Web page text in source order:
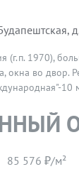
(г.п. 1970),
окна во двор.
10
85 576 ₽/м²